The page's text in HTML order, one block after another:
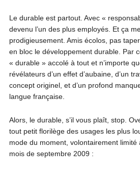
Le durable est partout. Avec «
devenu l’un des plus employés. Et ça
prodigieusement. Amis écolos, pas
en bloc le développement durable. Par
« durable » accolé à tout et n’importe
révélateurs d’un effet d’aubaine, d’un
concept originel, et d’un profond
langue française.
Alors, le durable, s’il vous plaît, stop.
tout petit florilège des usages les plus
mode du moment, volontairement limité
mois de septembre 2009 :